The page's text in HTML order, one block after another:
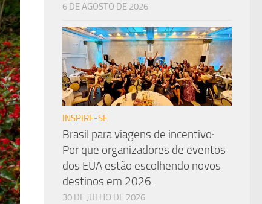
6 DE AGOSTO DE 2026
INSPIRE-SE
Brasil para viagens de incentivo:
Por que organizadores de eventos
dos EUA estão escolhendo novos
destinos em 2026.
30 DE JULHO DE 2026